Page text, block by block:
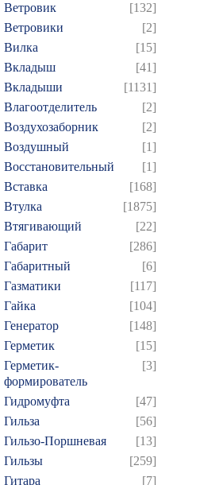
Ветровик
[132]
Ветровики
[2]
Вилка
[15]
Вкладыш
[41]
Вкладыши
[1131]
Влагоотделитель
[2]
Воздухозаборник
[2]
Воздушный
[1]
Восстановительный
[1]
Вставка
[168]
Втулка
[1875]
Втягивающий
[22]
Габарит
[286]
Габаритный
[6]
Газматики
[117]
Гайка
[104]
Генератор
[148]
Герметик
[15]
Герметик-
формирователь
[3]
Гидромуфта
[47]
Гильза
[56]
Гильзо-Поршневая
[13]
Гильзы
[259]
Гитара
[7]